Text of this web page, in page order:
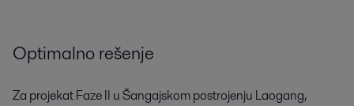
Optimalno rešenje
Za projekat Faze II u Šangajskom postrojenju Laogang,